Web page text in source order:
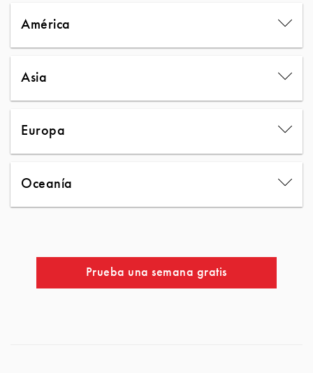
América
Asia
Europa
Oceanía
Prueba una semana gratis